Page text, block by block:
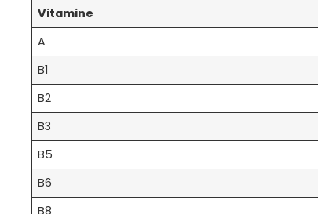
Vitamine
A
B1
B2
B3
B5
B6